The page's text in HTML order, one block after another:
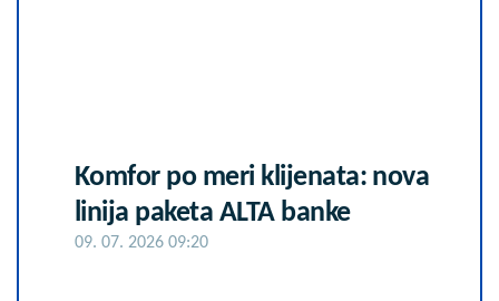
Komfor po meri klijenata: nova
linija paketa ALTA banke
09. 07. 2026 09:20